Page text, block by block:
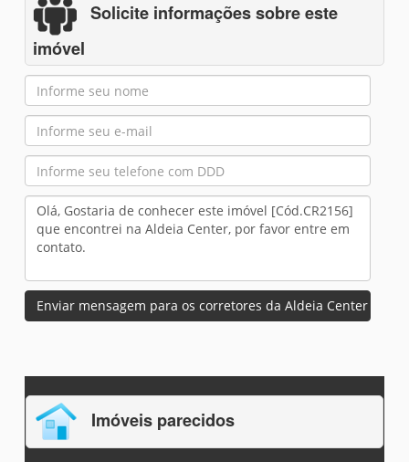
Solicite informações sobre este
imóvel
Enviar mensagem para os corretores da Aldeia Center
Imóveis parecidos